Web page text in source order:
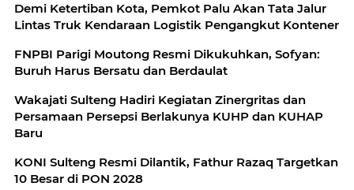
Demi Ketertiban Kota, Pemkot Palu Akan Tata Jalur
Lintas Truk Kendaraan Logistik Pengangkut Kontener
‎FNPBI Parigi Moutong Resmi Dikukuhkan, Sofyan:
Buruh Harus Bersatu dan Berdaulat
Wakajati Sulteng Hadiri Kegiatan Zinergritas dan
Persamaan Persepsi Berlakunya KUHP dan KUHAP
Baru
KONI Sulteng Resmi Dilantik, Fathur Razaq Targetkan
10 Besar di PON 2028